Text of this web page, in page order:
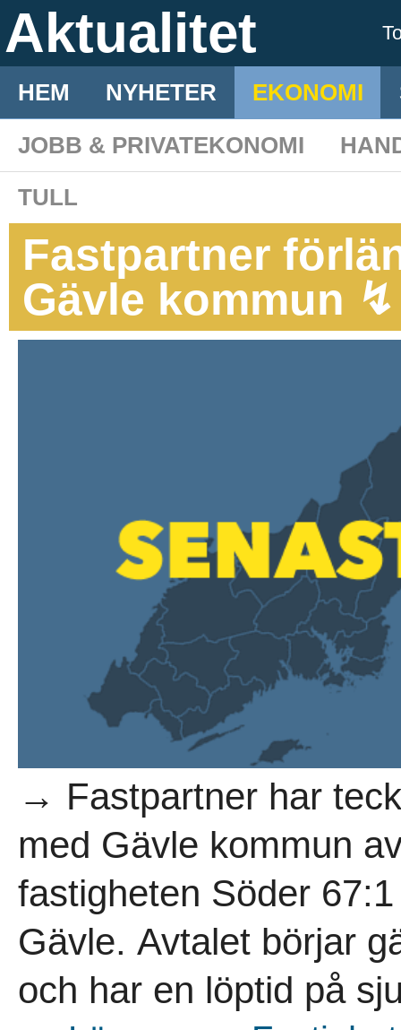
Aktualitet
HEM NYHETER EKONOMI
JOBB & PRIVATEKONOMI
TULL
Fastpartner
Gävle kommun ↯
→ Fastpartner har
med Gävle kommun
fastigheten Söder
Gävle. Avtalet börjar
och har en löptid på